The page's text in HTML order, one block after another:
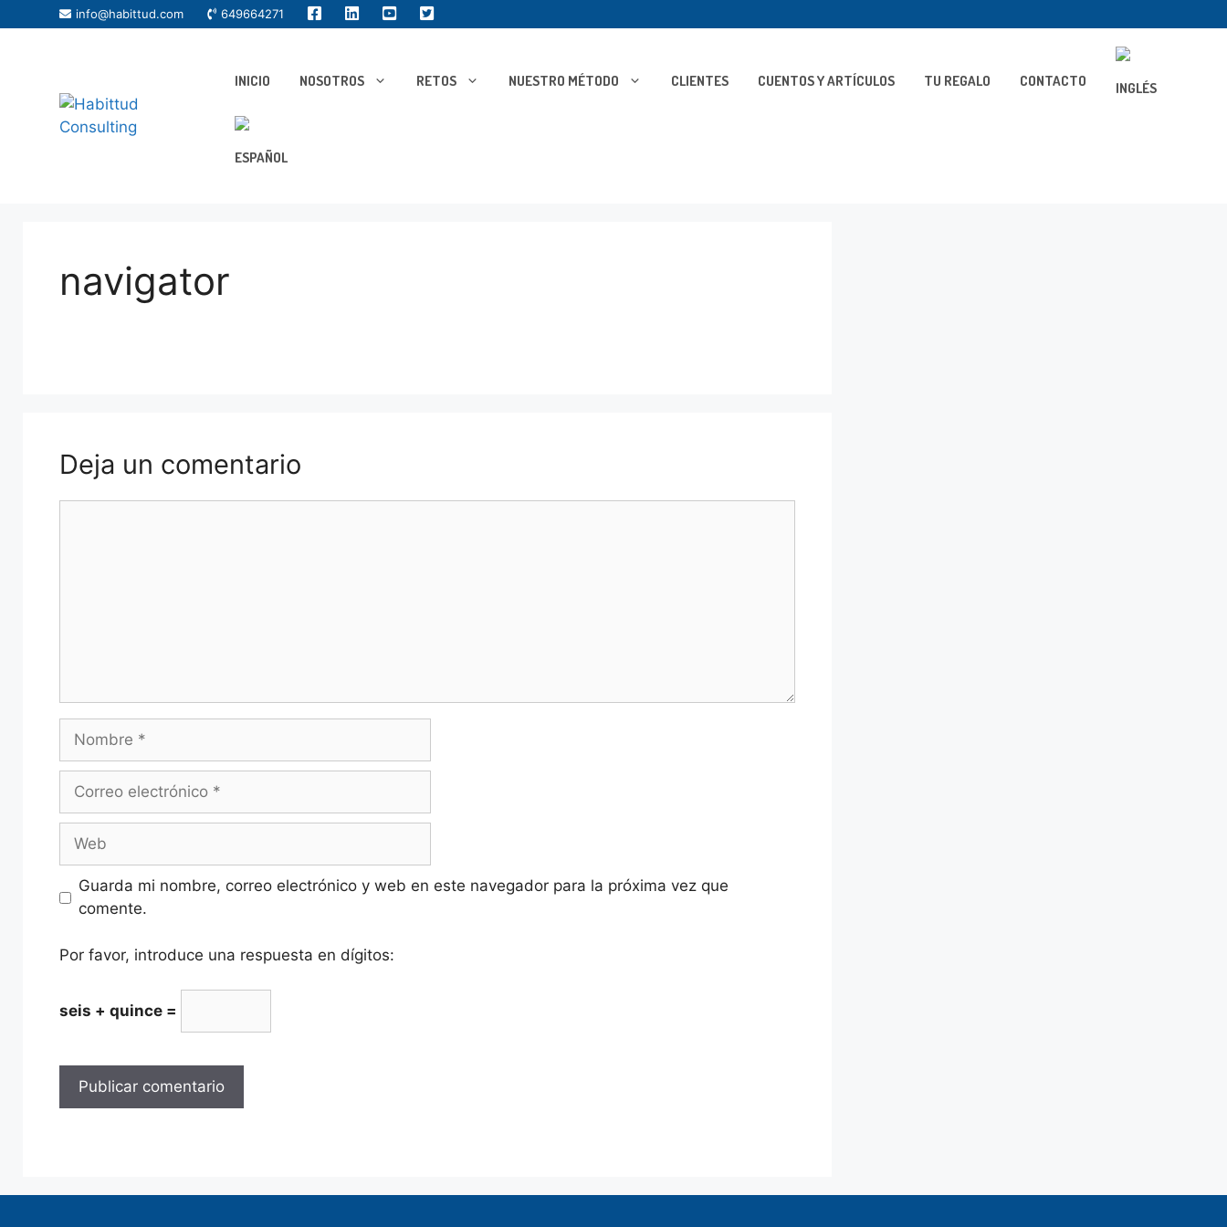
info@habittud.com 649664271
INICIO NOSOTROS RETOS NUESTRO MÉTODO CLIENTES CUENTOS Y ARTÍCULOS TU REGALO CONTACTO
navigator
Deja un comentario
Guarda mi nombre, correo electrónico y web en este navegador para la próxima vez que
comente.
Por favor, introduce una respuesta en dígitos:
seis + quince =